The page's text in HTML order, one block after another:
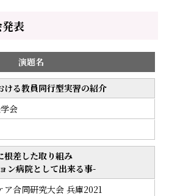
表
演題名
ける教員同行型実習の紹介
会
根差した取り組み
ン病院として出来る事-
ア合同研究大会 兵庫2021